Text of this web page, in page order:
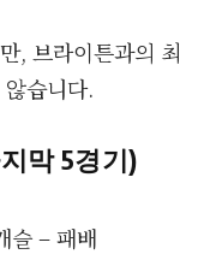
, 브라이튼과의 최
습니다.
막 5경기)
슬 – 패배